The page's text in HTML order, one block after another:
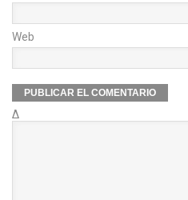
Web
Δ